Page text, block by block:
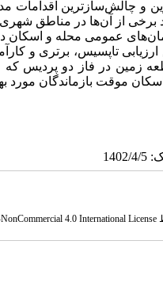
از آن‌ها در مناطق شهری
عمومی محله و اسکان در
تاپسیس، برتری و
زمین در فاز دو پردیس که
موقت بازماندگان مورد
4.0 International License